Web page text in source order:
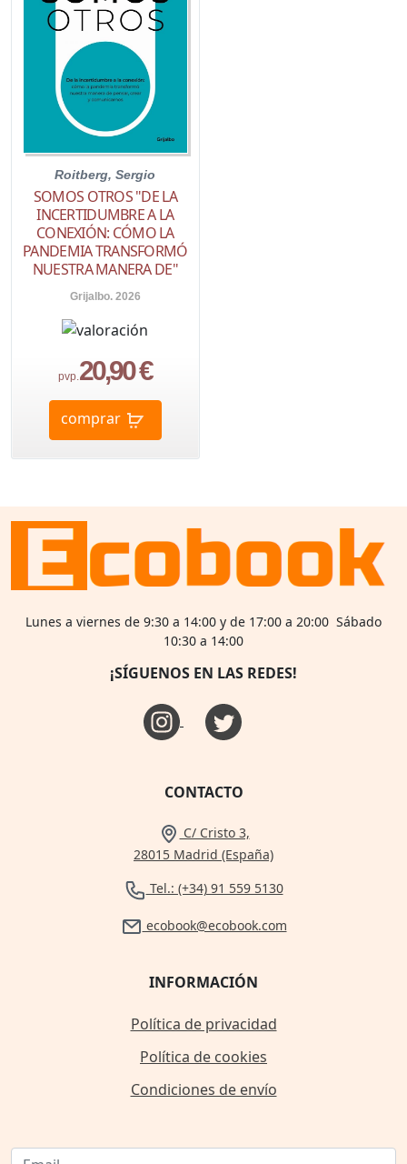
Roitberg, Sergio
SOMOS OTROS "DE LA
INCERTIDUMBRE A LA
CONEXIÓN: CÓMO LA
PANDEMIA TRANSFORMÓ
NUESTRA MANERA DE"
Grijalbo. 2026
pvp.20,90 €
comprar
Lunes a viernes de 9:30 a 14:00 y de 17:00 a 20:00 Sábado
10:30 a 14:00
¡SÍGUENOS EN LAS REDES!
CONTACTO
C/ Cristo 3,
28015 Madrid (España)
Tel.: (+34) 91 559 5130
ecobook@ecobook.com
INFORMACIÓN
Política de privacidad
Política de cookies
Condiciones de envío